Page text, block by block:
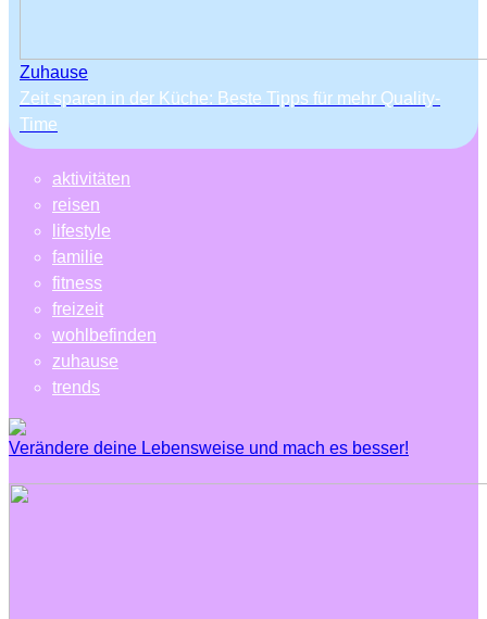
Zuhause
Zeit sparen in der Küche: Beste Tipps für mehr Quality-
Time
aktivitäten
reisen
lifestyle
familie
fitness
freizeit
wohlbefinden
zuhause
trends
Verändere deine Lebensweise und mach es besser!